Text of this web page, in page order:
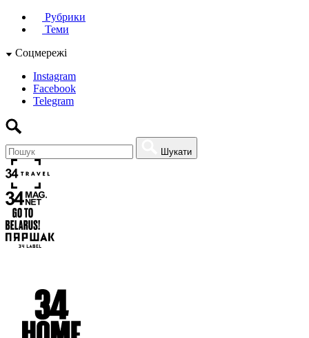
Рубрики
Теми
Соцмережі
Instagram
Facebook
Telegram
Шукати